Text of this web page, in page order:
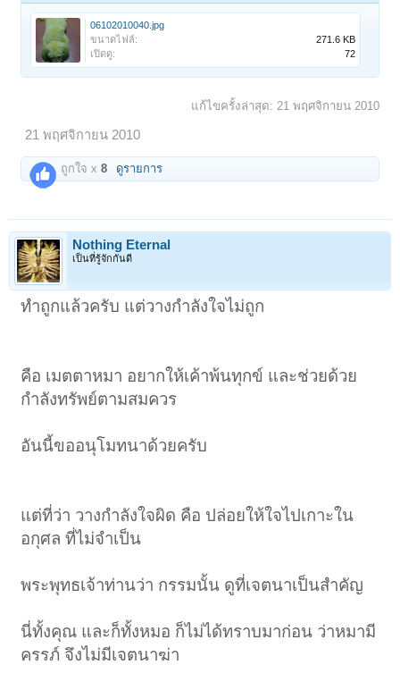
06102010040.jpg
ขนาดไฟล์:
271.6 KB
เปิดดู:
72
แก้ไขครั้งล่าสุด: 21 พฤศจิกายน 2010
21 พฤศจิกายน 2010
ถูกใจ x8 ดูรายการ
Nothing Eternal
เป็นที่รู้จักกันดี
ทำถูกแล้วครับ แต่วางกำลังใจไม่ถูก
คือ เมตตาหมา อยากให้เค้าพ้นทุกข์ และช่วยด้วย
กำลังทรัพย์ตามสมควร
อันนี้ขออนุโมทนาด้วยครับ
แต่ที่ว่า วางกำลังใจผิด คือ ปล่อยให้ใจไปเกาะใน
อกุศล ที่ไม่จำเป็น
พระพุทธเจ้าท่านว่า กรรมนั้น ดูที่เจตนาเป็นสำคัญ
นี่ทั้งคุณ และก็ทั้งหมอ ก็ไม่ได้ทราบมาก่อน ว่าหมามี
ครรภ์ จึงไม่มีเจตนาฆ่า